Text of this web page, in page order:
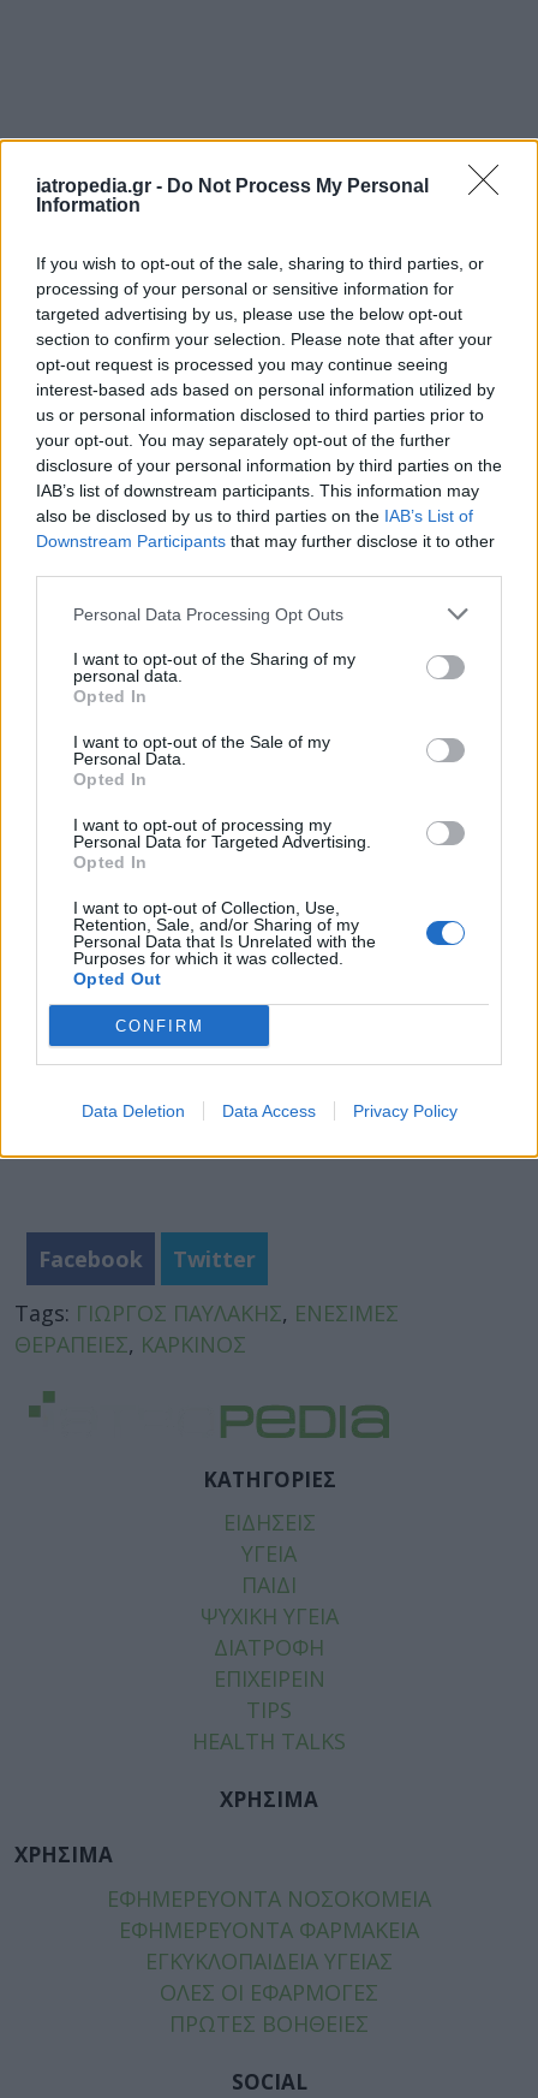
iatropedia.gr - Do Not Process My Personal
Information
If you wish to opt-out of the sale, sharing to third parties, or
processing of your personal or sensitive information for
targeted advertising by us, please use the below opt-out
section to confirm your selection. Please note that after your
opt-out request is processed you may continue seeing
interest-based ads based on personal information utilized by
us or personal information disclosed to third parties prior to
your opt-out. You may separately opt-out of the further
disclosure of your personal information by third parties on the
IAB’s list of downstream participants. This information may
also be disclosed by us to third parties on the IAB’s List of
Downstream Participants that may further disclose it to other
Personal Data Processing Opt Outs
I want to opt-out of the Sharing of my
personal data.
Opted In
I want to opt-out of the Sale of my
Personal Data.
Opted In
I want to opt-out of processing my
Personal Data for Targeted Advertising.
Opted In
I want to opt-out of Collection, Use,
Retention, Sale, and/or Sharing of my
Personal Data that Is Unrelated with the
Purposes for which it was collected.
Opted Out
CONFIRM
Data Deletion Data Access Privacy Policy
τον καρκίνο του παγκρέατος, «πολύ σύντομα θα
έχει εγκριθεί», υποστηρίζει ο καθηγητής. «Αυτή
τη στιγμή η εταιρεία που το παράγει, η Revolution
Therapeutics, έχει κάνει αίτηση για την έγκρισή του.
Νομίζω ότι θα γίνει πολύ γρήγορα και στην Αμερική
και στην Ευρώπη με βάση τα μέχρι τώρα
αποτελέσματα, ώστε να μπορεί να χρησιμοποιηθεί
ευρύτατα».
Διαβάστε επίσης:
Καρκίνος του
παγκρέατος: Νέο φάρμακο αυξάνει
ασθενών με μεταστάσεις
Για την ενέσιμη θεραπεία, « η μελέτη της Johnson &
Johnson για το μονοκλωνικό αντίσωμα, νομίζω ότι
θέλει αρκετές ακόμα μελέτες, αλλά είναι και αυτό
πάρα πολύ υποσχόμενο», κατέληξε.
Facebook
Twitter
Tags: ΓΙΩΡΓΟΣ ΠΑΥΛΑΚΗΣ, ΕΝΕΣΙΜΕΣ
ΘΕΡΑΠΕΙΕΣ, ΚΑΡΚΙΝΟΣ
ΚΑΤΗΓΟΡΙΕΣ
ΕΙΔΗΣΕΙΣ
ΥΓΕΙΑ
ΠΑΙΔΙ
ΨΥΧΙΚΗ ΥΓΕΙΑ
ΔΙΑΤΡΟΦΗ
ΕΠΙΧΕΙΡΕΙΝ
TIPS
HEALTH TALKS
ΧΡΗΣΙΜΑ
ΧΡΗΣΙΜΑ
ΕΦΗΜΕΡΕΥΟΝΤΑ ΝΟΣΟΚΟΜΕΙΑ
ΕΦΗΜΕΡΕΥΟΝΤΑ ΦΑΡΜΑΚΕΙΑ
ΕΓΚΥΚΛΟΠΑΙΔΕΙΑ ΥΓΕΙΑΣ
ΟΛΕΣ ΟΙ ΕΦΑΡΜΟΓΕΣ
ΠΡΩΤΕΣ ΒΟΗΘΕΙΕΣ
SOCIAL